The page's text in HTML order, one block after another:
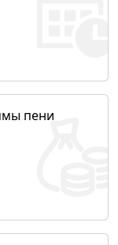
пени